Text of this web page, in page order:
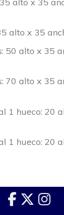
alto x 35
50 alto x 35
70 alto x 35
1 hueco: 20
1 hueco: 20